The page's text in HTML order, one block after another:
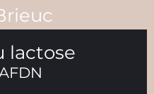
lactose